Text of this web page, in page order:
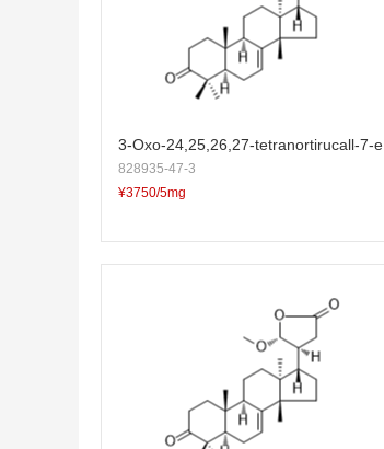
3-Oxo-24,25,26,27-tetranortirucall-7-e
n-23,21-olide
828935-47-3
¥3750/5mg